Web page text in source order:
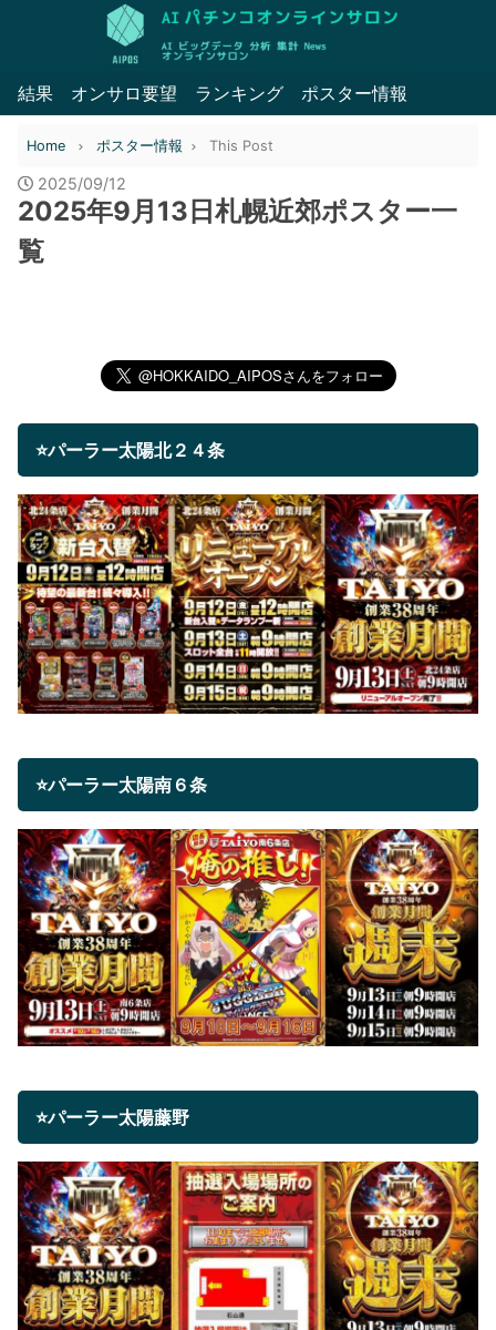
結果 オンサロ要望 ランキング ポスター情報
Home ポスター情報 This Post
2025/09/12
2025年9月13日札幌近郊ポスター一
覧
⭐パーラー太陽北２４条
⭐パーラー太陽南６条
⭐パーラー太陽藤野